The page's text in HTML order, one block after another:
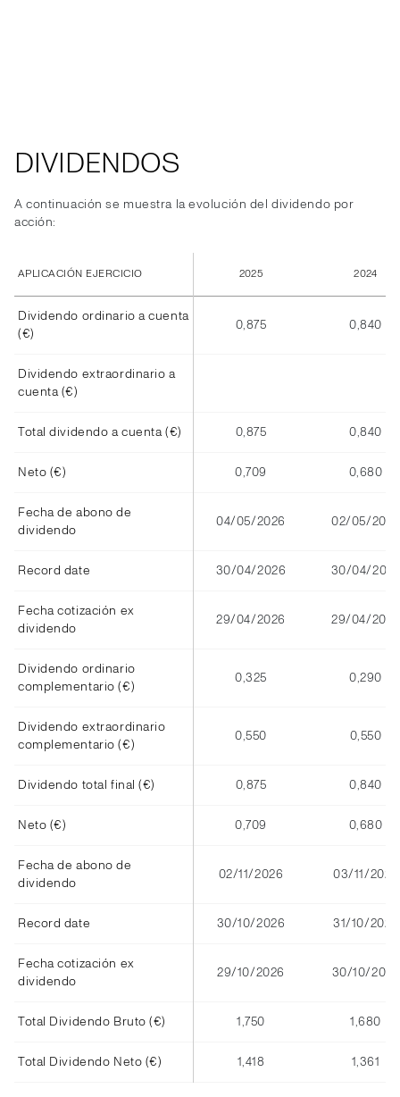
DIVIDENDOS
A continuación se muestra la evolución del dividendo por
acción:
APLICACIÓN EJERCICIO 2025 2024
Dividendo ordinario a cuenta
(€)
0,875 0,840
Dividendo extraordinario a
cuenta (€)
Total dividendo a cuenta (€) 0,875 0,840
Neto (€) 0,709 0,680
Fecha de abono de
dividendo
04/05/2026 02/05/2025
Record date 30/04/2026 30/04/2025
Fecha cotización ex
dividendo
29/04/2026 29/04/2025
Dividendo ordinario
complementario (€)
0,325 0,290
Dividendo extraordinario
complementario (€)
0,550 0,550
Dividendo total final (€) 0,875 0,840
Neto (€) 0,709 0,680
Fecha de abono de
dividendo
02/11/2026 03/11/2025
Record date 30/10/2026 31/10/2025
Fecha cotización ex
dividendo
29/10/2026 30/10/2025
Total Dividendo Bruto (€) 1,750 1,680
Total Dividendo Neto (€) 1,418 1,361